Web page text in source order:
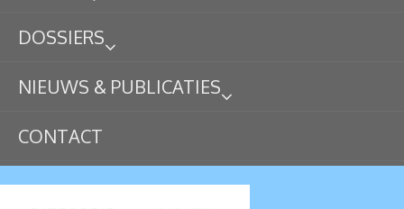
DOSSIERS
NIEUWS & PUBLICATIES
CONTACT